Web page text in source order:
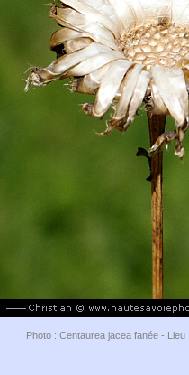
Photo : Centaurea jacea fanée -